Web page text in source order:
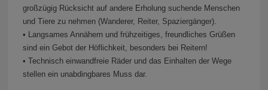
großzügig Rücksicht auf andere Erholung suchende Menschen
und Tiere zu nehmen (Wanderer, Reiter, Spaziergänger).
• Langsames Annähern und frühzeitiges, freundliches Grüßen
sind ein Gebot der Höflichkeit, besonders bei Reitern!
• Technisch einwandfreie Räder und das Einhalten der Wege
stellen ein unabdingbares Muss dar.